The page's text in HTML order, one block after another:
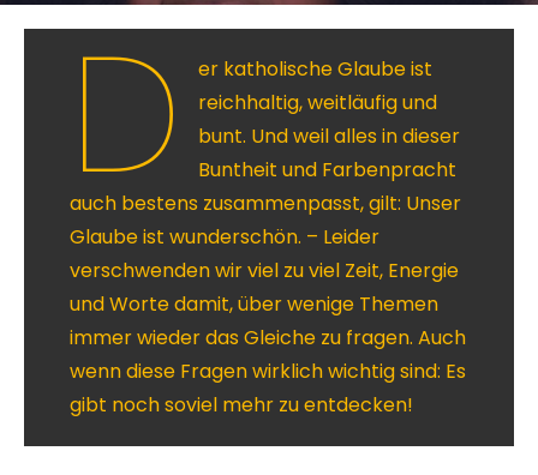
D
er katholische Glaube ist
reichhaltig, weitläufig und
bunt. Und weil alles in dieser
Buntheit und Farbenpracht
auch bestens zusammenpasst, gilt: Unser
Glaube ist wunderschön. – Leider
verschwenden wir viel zu viel Zeit, Energie
und Worte damit, über wenige Themen
immer wieder das Gleiche zu fragen. Auch
wenn diese Fragen wirklich wichtig sind: Es
gibt noch soviel mehr zu entdecken!